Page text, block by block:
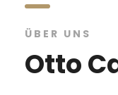
ÜBER UNS
Otto